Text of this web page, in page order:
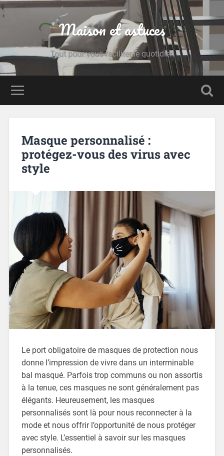
Maison et astuces
Tout pour vous faciliter le quotidien
Masque personnalisé :
protégez-vous des virus avec
style
Le port obligatoire de masques de protection nous
donne l’impression de vivre dans un interminable
bal masqué. Parfois trop communs ou non assortis
à la tenue, ces masques ne sont généralement pas
élégants. Heureusement, les masques
personnalisés sont là pour nous reconnecter à la
mode et nous offrir l’opportunité de nous protéger
avec style. L’essentiel à savoir sur les masques
personnalisés.